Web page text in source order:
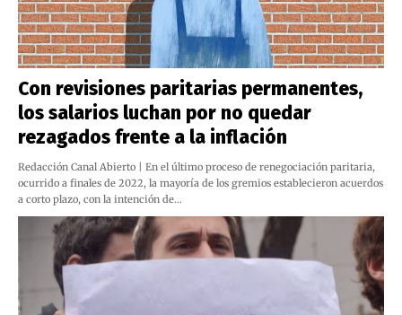
Con revisiones paritarias permanentes,
los salarios luchan por no quedar
rezagados frente a la inflación
Redacción Canal Abierto | En el último proceso de renegociación paritaria,
ocurrido a finales de 2022, la mayoría de los gremios establecieron acuerdos
a corto plazo, con la intención de…